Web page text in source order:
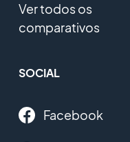
Ver todos os
comparativos
SOCIAL
Facebook